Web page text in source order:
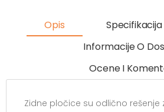
Opis
Informacije O
Ocene I
Zidne pločice su odlično rešenje